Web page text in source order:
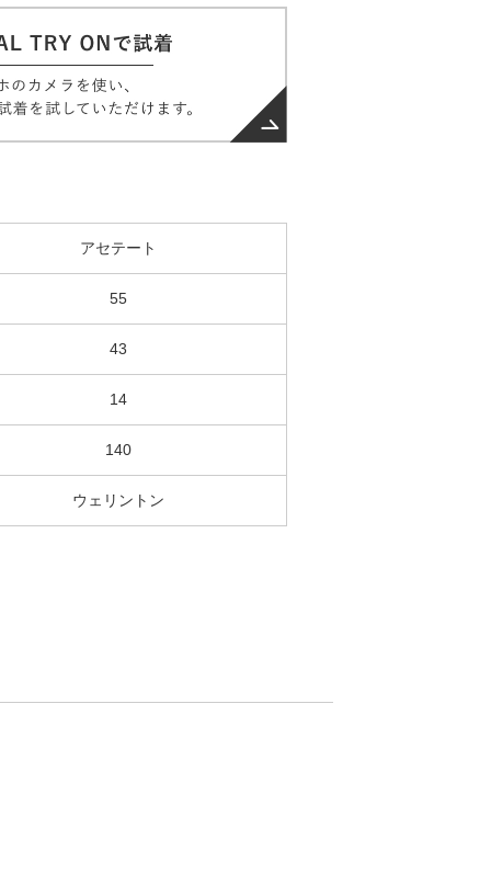
アセテート
55
43
14
140
ウェリントン